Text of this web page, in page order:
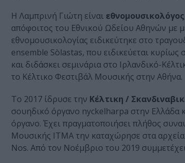
Η Λαμπρινή Γιώτη είναι
απόφοιτος του Εθνικού Ωδείου Αθηνών με
εθνομουσικολογίας ειδικεύτηκε στο
ensemble Sòlastas, που ειδικεύεται
και διδάσκει σεμινάρια στο Iρλανδικό-
το Κέλτικο Φεστιβάλ Μουσικής στην Αθήνα.
Το 2017 ίδρυσε την Κέλτικη /
σουηδικό όργανο nyckelharpa στην Ελλάδα
όργανο. Έχει πραγματοποιήσει πλήθος
Μουσικής ΙΤΜΑ την καταχώρησε στα
Nos. Από τον Νοέμβριο του 2019